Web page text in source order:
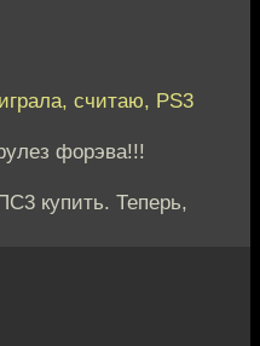
считаю, PS3
форэва!!!
купить. Теперь,